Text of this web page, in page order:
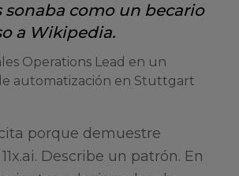
sonaba como un becario
a Wikipedia.
Operations Lead en un
automatización en Stuttgart
porque demuestre
Describe un patrón. En